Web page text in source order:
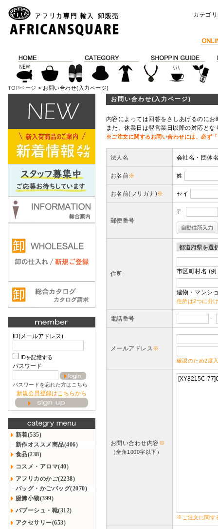
カテゴ
TOPページ > お問い合わせ(入力ページ)
ID(メールアドレス)
IDを記憶する
パスワード
パスワードを忘れた方はこちら
新規会員登録はこちらから
新着(535)
新作オススメ商品(406)
食品(238)
コスメ・アロマ(40)
アフリカのかご(2238)
バッグ・かごバッグ(2070)
服飾小物(399)
バブーシュ・靴(312)
アクセサリー(653)
お問い合わせ(入力ページ)
内容によっては回答をさしあげるのに
また、休業日は翌営業日以降の対応と
※ご注文に関するお問い合わせには、必ず
法人名 会社名・団体
お名前※ 姓
お名前(フリガナ)※ セイ
郵便番号
〒
住所 市区町村名 (
建物・マンシ
住所は2つに分
電話番号 -
メールアドレス※
確認のため2度
お問い合わせ内容※
（全角1000字以下）
※ご注文に関す